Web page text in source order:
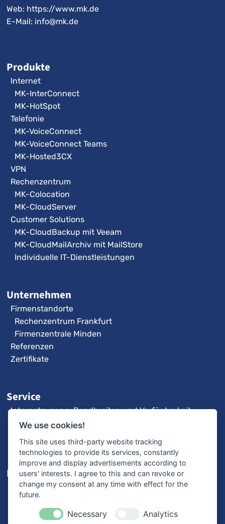
Web: https://www.mk.de
E-Mail: info@mk.de
Produkte
Internet
MK-InterConnect
MK-HotSpot
Telefonie
MK-VoiceConnect
MK-VoiceConnect Teams
MK-Hosted3CX
VPN
Rechenzentrum
MK-Colocation
MK-CloudServer
Customer Solutions
MK-CloudBackup mit Veeam
MK-CloudMailArchiv mit MailStore
Individuelle IT-Dienstleistungen
Unternehmen
Firmenstandorte
Rechenzentrum Frankfurt
Firmenzentrale Minden
Referenzen
Zertifikate
Service
Internetzugang: Bandbreiten und Verfügbarkeit
3CX-Videoanleitungen
Karriere
Offene Stellen
Ausbildung
Bewerbungsprozess
We use cookies!
This site uses third-party website tracking
technologies to provide its services, constantly
improve and display advertisements according to
users' interests. I agree to this and can revoke or
change my consent at any time with effect for the
future.
Necessary Analytics